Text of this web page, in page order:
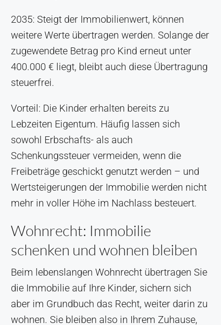
2035: Steigt der Immobilienwert, können
weitere Werte übertragen werden. Solange der
zugewendete Betrag pro Kind erneut unter
400.000 € liegt, bleibt auch diese Übertragung
steuerfrei.
Vorteil: Die Kinder erhalten bereits zu
Lebzeiten Eigentum. Häufig lassen sich
sowohl Erbschafts- als auch
Schenkungssteuer vermeiden, wenn die
Freibeträge geschickt genutzt werden – und
Wertsteigerungen der Immobilie werden nicht
mehr in voller Höhe im Nachlass besteuert.
Wohnrecht: Immobilie
schenken und wohnen bleiben
Beim lebenslangen Wohnrecht übertragen Sie
die Immobilie auf Ihre Kinder, sichern sich
aber im Grundbuch das Recht, weiter darin zu
wohnen. Sie bleiben also in Ihrem Zuhause,